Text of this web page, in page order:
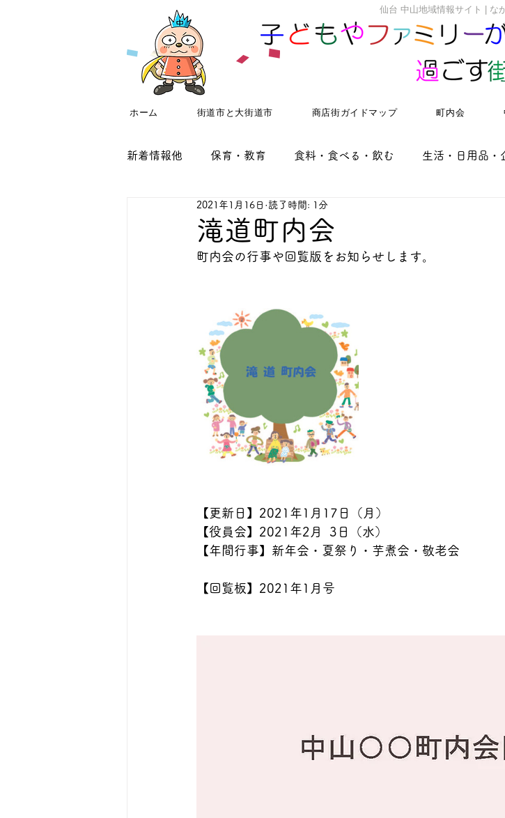
仙台 中山地域情報サイト | な
ホーム 街道市と大街道市 商店街ガイドマップ 町内会
新着情報他 保育・教育 食料・食べる・飲む 生活・日用品・
新着情報 空き家のないプロジェクト
滝道町内会
2021年1月16日 読了時間: 1分
町内会の行事や回覧版をお知らせします。
【更新日】2021年1月17日（月）
【役員会】2021年2月  3日（水）
【年間行事】新年会・夏祭り・芋煮会・敬老会
【回覧板】2021年1月号